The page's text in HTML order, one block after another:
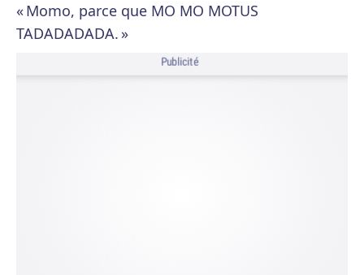
« Momo, parce que MO MO MOTUS
TADADADADA. »
Publicité